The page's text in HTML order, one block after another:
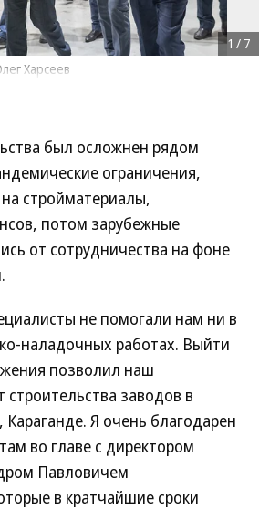
Харсеев
1 / 7
был осложнен рядом
ограничения,
стройматериалы,
потом зарубежные
от сотрудничества на фоне
не помогали нам ни в
наладочных работах. Выйти
позволил наш
заводов в
Я очень благодарен
во главе с директором
Павловичем
в кратчайшие сроки